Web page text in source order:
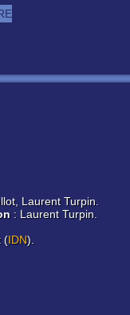
Laurent Turpin.
: Laurent Turpin.
(IDN).